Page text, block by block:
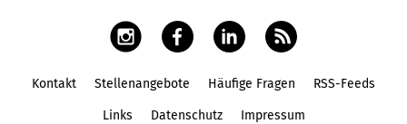
Kontakt Stellenangebote Häufige Fragen RSS-Feeds
Links Datenschutz Impressum